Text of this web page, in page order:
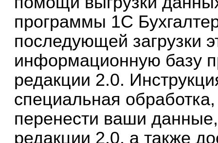
программы 1С
последующей загрузки
информационную базу
редакции 2.0.
специальная
перенести ваши
редакции 2.0, а также